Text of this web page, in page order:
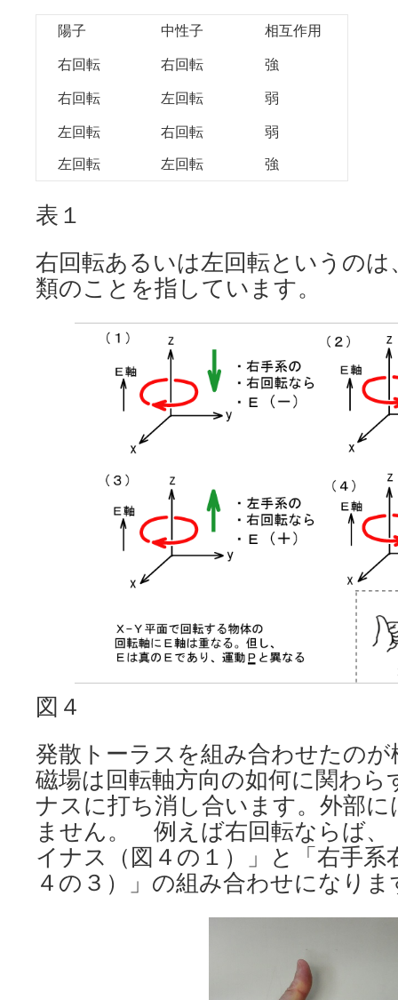
陽子 中性子 相互作用
右回転 右回転 強
右回転 左回転 弱
左回転 右回転 弱
左回転 左回転 強
表１
右回転あるいは左回転というの
類のことを指しています。
図４
発散トーラスを組み合わせたの
磁場は回転軸方向の如何に関わ
ナスに打ち消し合います。外部に
ません。 例えば右回転ならば、
イナス（図４の１）」と「右手系
４の３）」の組み合わせになりま